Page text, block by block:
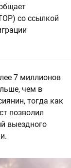
со ссылкой
7 миллионов
чем в
тогда как
позволил
выездного